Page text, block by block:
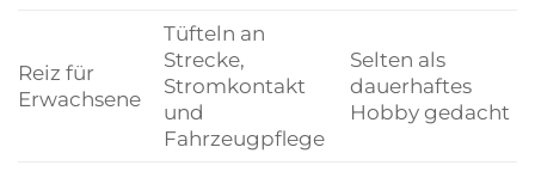
Reiz für
Erwachsene
Tüfteln an
Strecke,
Stromkontakt
und
Fahrzeugpflege
Selten als
dauerhaftes
Hobby gedacht